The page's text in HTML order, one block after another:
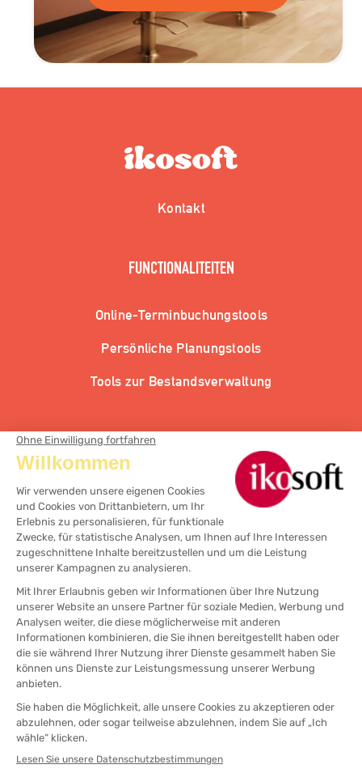
Kontakt
FUNCTIONALITEITEN
Online-Terminbuchungstools
Persönliche Planungstools
Tools zur Bestandsverwaltung
MERLIJN SOFTWARE
ERP Buchhaltungssoftware
CRM Software
Friseurkassenlösung
ästhetische Kassenlösung
Spa-Kassenlösung
Rechtliche Hinweise